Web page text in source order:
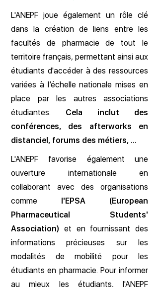
L'ANEPF joue également un rôle clé
dans la création de liens entre les
facultés de pharmacie de tout le
territoire français, permettant ainsi aux
étudiants d'accéder à des ressources
variées à l’échelle nationale mises en
place par les autres associations
étudiantes. Cela inclut des
conférences, des afterworks en
distanciel, forums des métiers, …
L'ANEPF favorise également une
ouverture internationale en
collaborant avec des organisations
comme l'EPSA (European
Pharmaceutical Students'
Association) et en fournissant des
informations précieuses sur les
modalités de mobilité pour les
étudiants en pharmacie. Pour informer
au mieux les étudiants, l'ANEPF